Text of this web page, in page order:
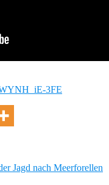
3FE
Jagd nach Meerforellen